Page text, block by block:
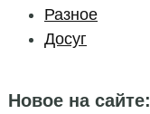
Разное
Досуг
Новое на сайте: